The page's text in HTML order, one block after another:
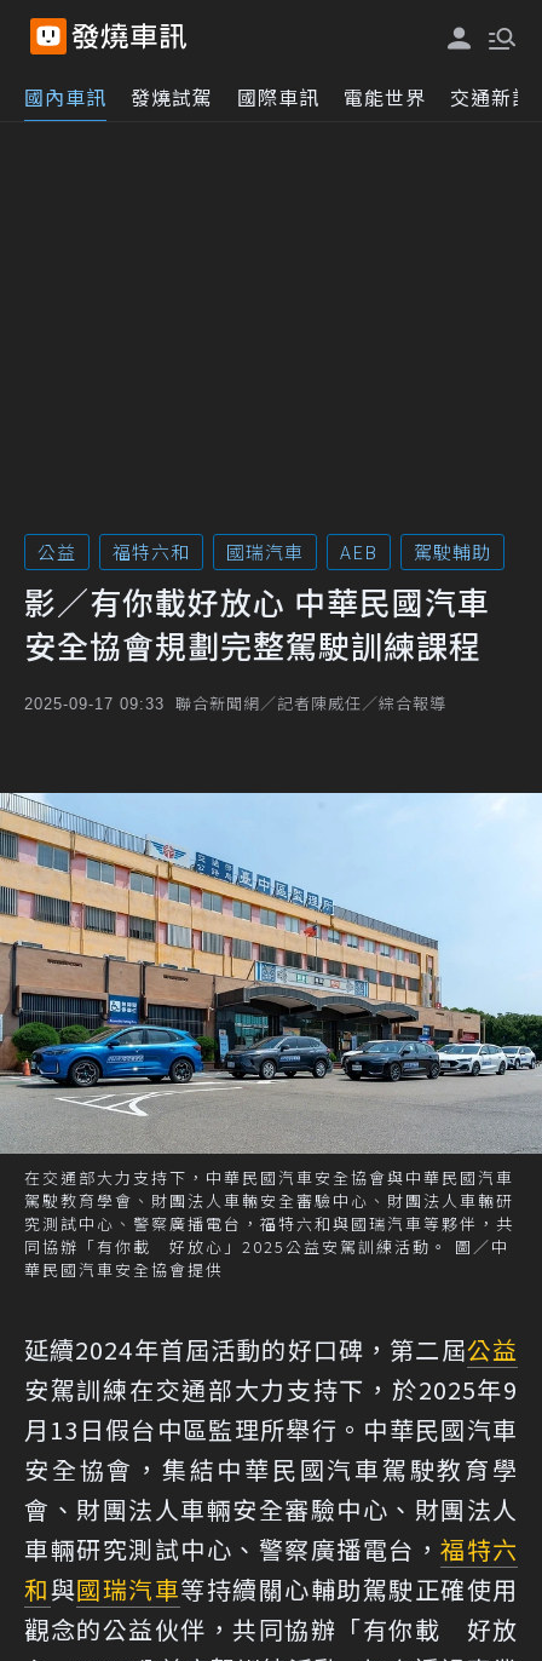
國內車訊 發燒試駕 國際車訊 電能世界 交通新訊
公益 福特六和 國瑞汽車 AEB 駕駛輔助
影／有你載好放心 中華民國汽車
安全協會規劃完整駕駛訓練課程
2025-09-17 09:33 聯合新聞網／記者陳威任／綜合報導
在交通部大力支持下，中華民國汽車安全協會與中華民國汽車
駕駛教育學會、財團法人車輛安全審驗中心、財團法人車輛研
究測試中心、警察廣播電台，福特六和與國瑞汽車等夥伴，共
同協辦「有你載 好放心」2025公益安駕訓練活動。 圖／中
華民國汽車安全協會提供
延續2024年首屆活動的好口碑，第二屆公益
安駕訓練在交通部大力支持下，於2025年9
月13日假台中區監理所舉行。中華民國汽車
安全協會，集結中華民國汽車駕駛教育學
會、財團法人車輛安全審驗中心、財團法人
車輛研究測試中心、警察廣播電台， 福特六
和與國瑞汽車等持續關心輔助駕駛正確使用
觀念的公益伙伴，共同協辦「有你載 好放